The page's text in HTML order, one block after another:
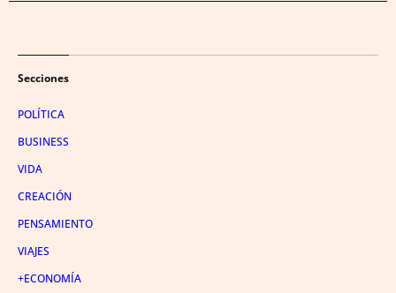
Secciones
POLÍTICA
BUSINESS
VIDA
CREACIÓN
PENSAMIENTO
VIAJES
+ECONOMÍA